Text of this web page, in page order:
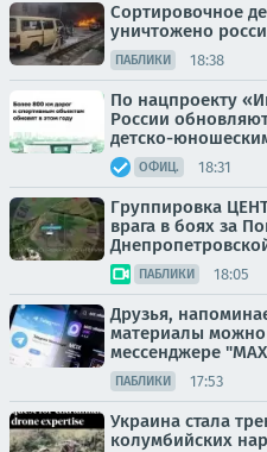
Сортировочное
уничтожено
ПАБЛИКИ 18:38
По нацпроекту
России
детско-
ОФИЦ. 18:31
Группировка
врага в боях за
ПАБЛИКИ 18:05
Друзья,
материалы можно
мессенджере
ПАБЛИКИ 17:53
Украина стала
колумбийских